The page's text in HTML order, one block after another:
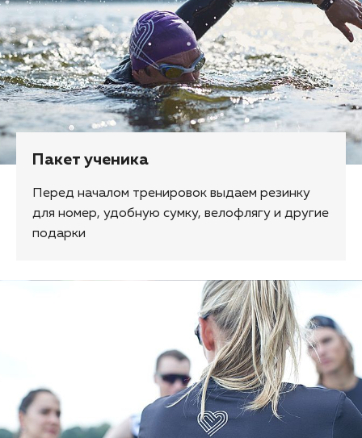
Пакет ученика
Перед началом тренировок выдаем резинку
для номер, удобную сумку, велофлягу и другие
подарки